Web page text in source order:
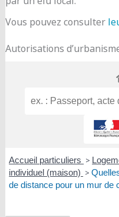
Vous pouvez consulter
Autorisations
Accueil particuliers >
individuel (maison) >
de distance pour un mur de